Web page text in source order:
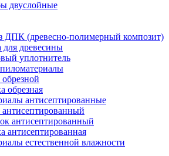
двуслойные
ДПК (древесно-полимерный композит)
для древесины
уплотнитель
обрезная
антисептированные
антисептированный
антисептированный
антисептированная
естественной влажности